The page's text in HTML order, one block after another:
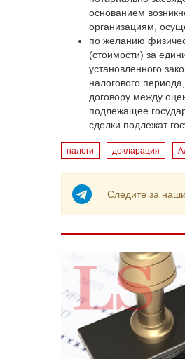
основанием
организациям,
по желанию
(стоимости) за
установленного
налогового
договору между
подлежащее
сделки подлежат
налоги декларация
Следите за